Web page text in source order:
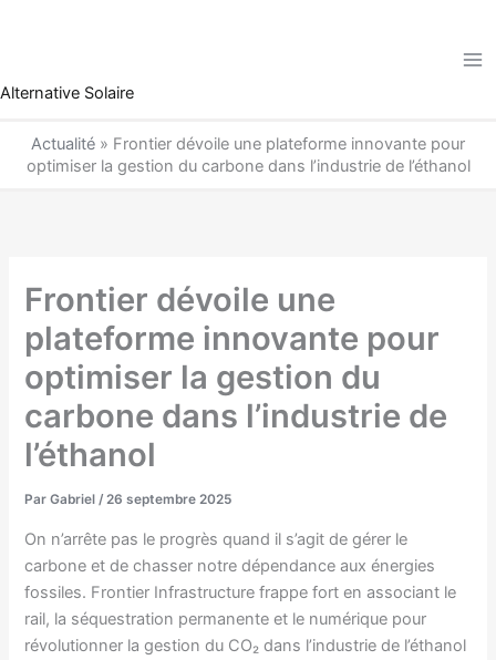
Alternative Solaire
Actualité » Frontier dévoile une plateforme innovante pour
optimiser la gestion du carbone dans l’industrie de l’éthanol
Frontier dévoile une
plateforme innovante pour
optimiser la gestion du
carbone dans l’industrie de
l’éthanol
ParGabriel/26 septembre 2025
On n’arrête pas le progrès quand il s’agit de gérer le
carbone et de chasser notre dépendance aux énergies
fossiles. Frontier Infrastructure frappe fort en associant le
rail, la séquestration permanente et le numérique pour
révolutionner la gestion du CO₂ dans l’industrie de l’éthanol